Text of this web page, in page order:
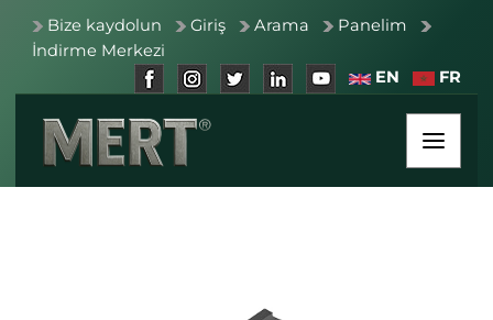
Bize kaydolun Giriş Arama
Panelim
İndirme Merkezi
EN
FR